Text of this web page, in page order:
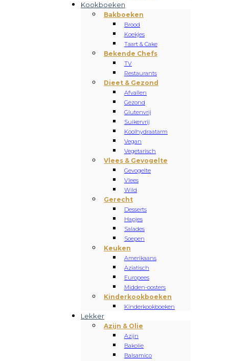
Kookboeken
Bakboeken
Brood
Koekjes
Taart & Cake
Bekende Chefs
TV
Restaurants
Dieet & Gezond
Afvallen
Gezond
Glutenvrij
Suikervrij
Koolhydraatarm
Vegan
Vegetarisch
Vlees & Gevogelte
Gevogelte
Vlees
Wild
Gerecht
Desserts
Hapjes
Salades
Soepen
Keuken
Amerikaans
Aziatisch
Europees
Midden-oosters
Kinderkookboeken
Kinderkookboeken
Lekker
Azijn & Olie
Azijn
Bakolie
Balsamico